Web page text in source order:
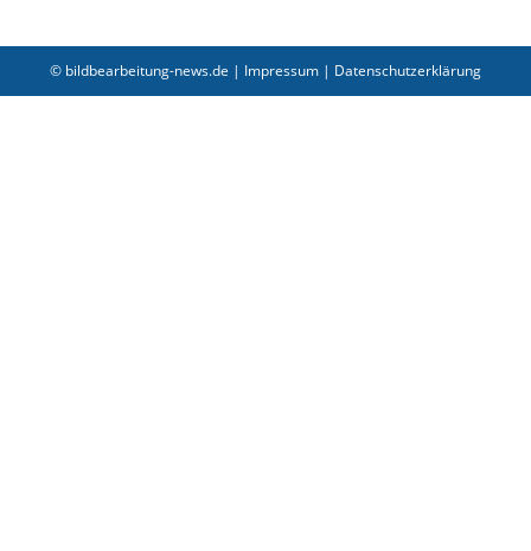
© bildbearbeitung-news.de | Impressum | Datenschutzerklärung